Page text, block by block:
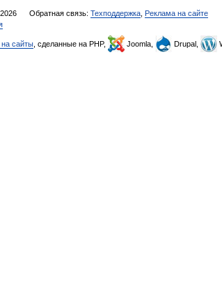
Обратная связь: Техподдержка Реклама на сайте
на сайты , сделанные на PHP, Joomla, Drupal,